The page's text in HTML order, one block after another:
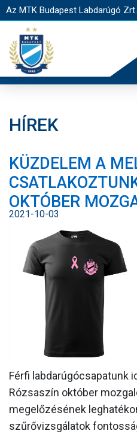
Az MTK Budapest Labdarúgó
JEGYÉRTÉKESÍTÉS
EGYESÜLET
HÍREK
KÜZDELEM A
OKTÓBER
2021-10-03
Férfi labdarúgócsapatunk
Rózsaszín október
megelőzésének
szűrővizsgálatok